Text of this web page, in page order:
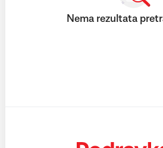
Nema rezultata